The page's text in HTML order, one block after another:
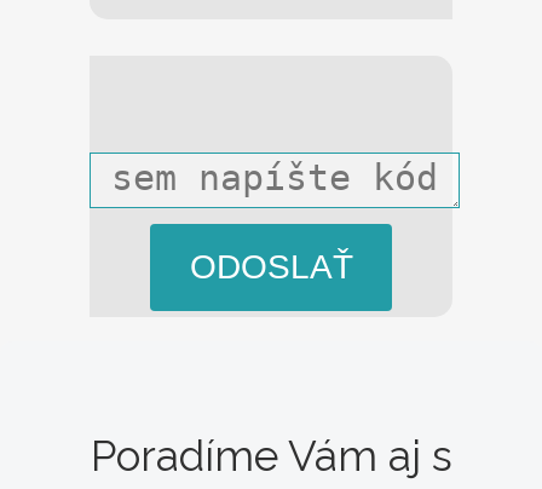
ODOSLAŤ
Poradíme Vám aj s